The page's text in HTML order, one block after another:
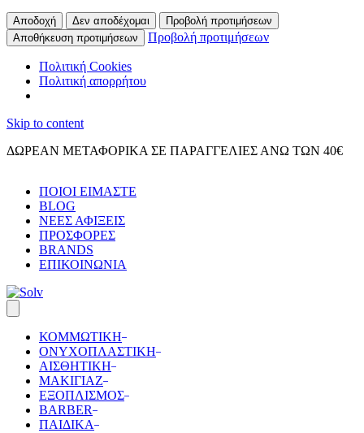
Αποδοχή Δεν αποδέχομαι
Προβολή προτιμήσεων
Αποθήκευση προτιμήσεων
Προβολή προτιμήσεων
Πολιτική Cookies
Πολιτική απορρήτου
Skip to content
ΔΩΡΕΑΝ ΜΕΤΑΦΟΡΙΚΑ ΣΕ ΠΑΡΑΓΓΕΛΙΕΣ ΑΝΩ ΤΩΝ 40€
ΠΟΙΟΙ ΕΙΜΑΣΤΕ
BLOG
ΝΕΕΣ ΑΦΙΞΕΙΣ
ΠΡΟΣΦΟΡΕΣ
BRANDS
ΕΠΙΚΟΙΝΩΝΙΑ
ΚΟΜΜΩΤΙΚΗ
ΟΝΥΧΟΠΛΑΣΤΙΚΗ
ΑΙΣΘΗΤΙΚΗ
ΜΑΚΙΓΙΑΖ
ΕΞΟΠΛΙΣΜΟΣ
BARBER
ΠΑΙΔΙΚΑ